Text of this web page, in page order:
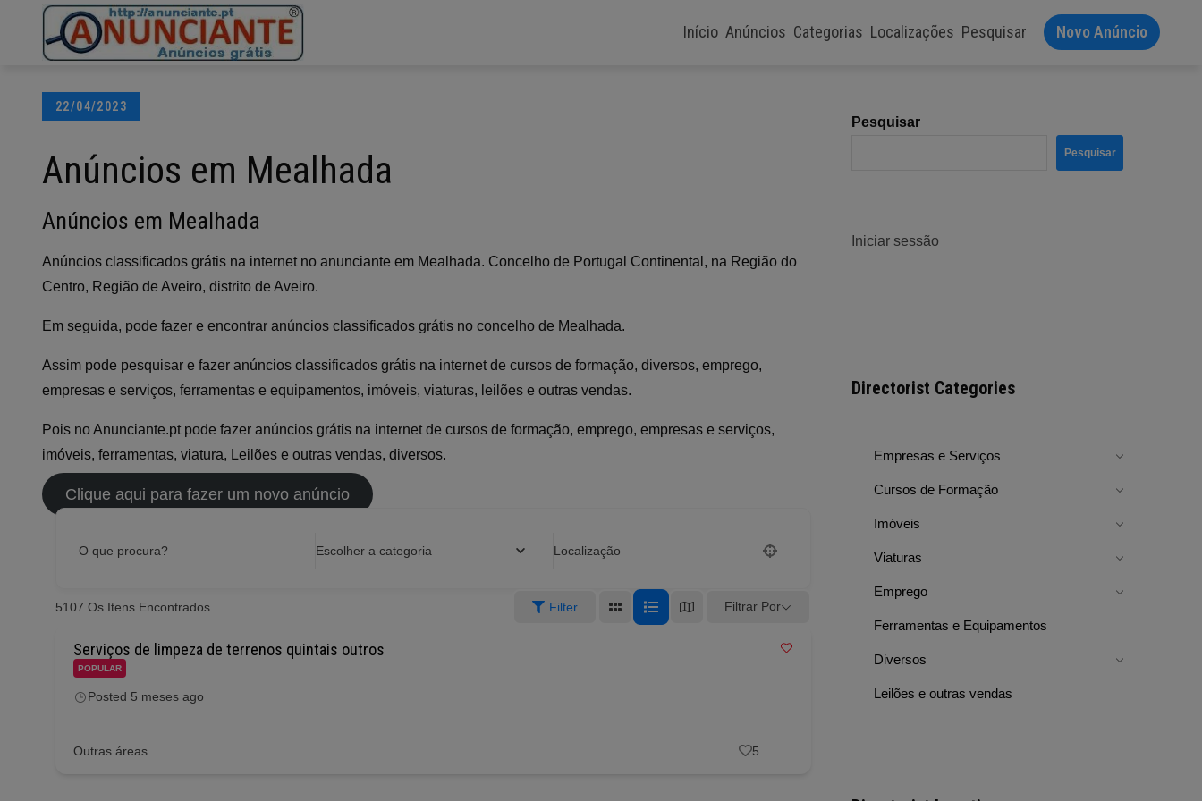
Início Anúncios Categorias Localizações Pesquisar Novo Anúncio
Posted
22/04/2023
Anúncios em Mealhada
Anúncios em Mealhada
Anúncios classificados grátis na internet no anunciante em Mealhada. Concelho de Portugal Continental, na Região do
Centro, Região de Aveiro, distrito de Aveiro.
Em seguida, pode fazer e encontrar anúncios classificados grátis no concelho de Mealhada.
Assim pode pesquisar e fazer anúncios classificados grátis na internet de cursos de formação, diversos, emprego,
empresas e serviços, ferramentas e equipamentos, imóveis, viaturas, leilões e outras vendas.
Pois no Anunciante.pt pode fazer anúncios grátis na internet de cursos de formação, emprego, empresas e serviços,
imóveis, ferramentas, viatura, Leilões e outras vendas, diversos.
Clique aqui para fazer um novo anúncio
O que procura? Escolher a categoria Localização
5107 Os Itens Encontrados Filter Filtrar Por
Serviços de limpeza de terrenos quintais outros
POPULAR
Posted 5 meses ago
Outras áreas 5
Pesquisar
Pesquisar
Iniciar sessão
Directorist Categories
Empresas e Serviços
Cursos de Formação
Imóveis
Viaturas
Emprego
Ferramentas e Equipamentos
Diversos
Leilões e outras vendas